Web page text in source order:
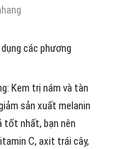
các phương
Kem trị nám và tàn
sản xuất melanin
tốt nhất, bạn nên
C, axit trái cây,